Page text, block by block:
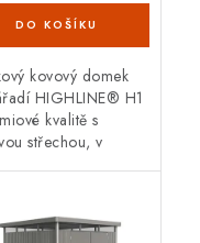
kovový domek
HIGHLINE® H1
kvalitě s
střechou, v